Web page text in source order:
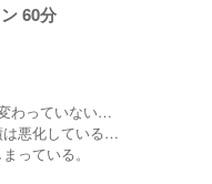
60分
わっていない…
は悪化している…
っている。